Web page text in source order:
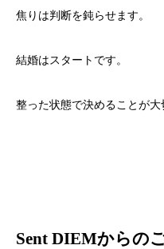
焦りは判断を鈍らせます。
結婚はスタートです。
整った状態で決めることが大
Sent DIEMからの